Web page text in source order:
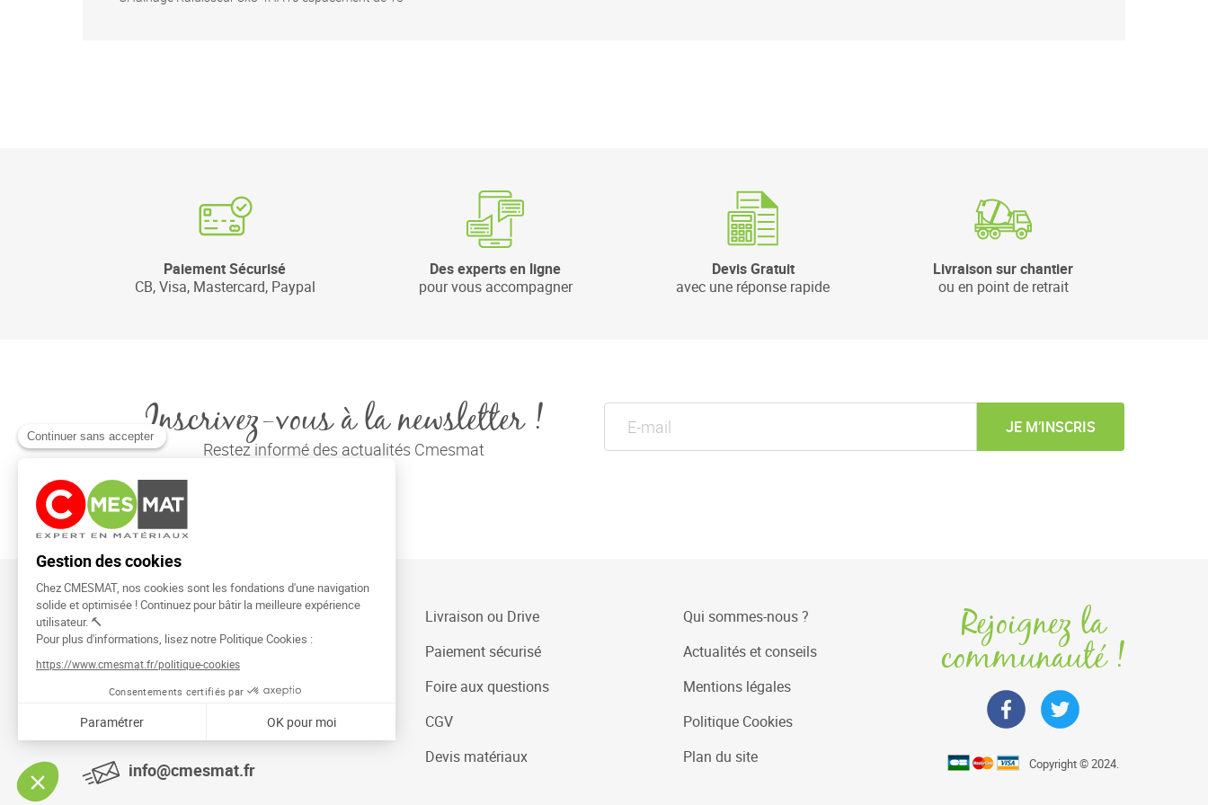
Paiement Sécurisé
CB, Visa, Mastercard, Paypal
Des experts en ligne
pour vous accompagner
Devis Gratuit
avec une réponse rapide
Livraison sur chantier
ou en point de retrait
Inscrivez-vous à la newsletter !
Restez informé des actualités Cmesmat
JE M’INSCRIS
CMESMAT
91026 EVRY COURCOURONNES
info@cmesmat.fr
Livraison ou Drive
Paiement sécurisé
Foire aux questions
CGV
Devis matériaux
Qui sommes-nous ?
Actualités et conseils
Mentions légales
Politique Cookies
Plan du site
Rejoignez la
communauté !
Copyright © 2024.